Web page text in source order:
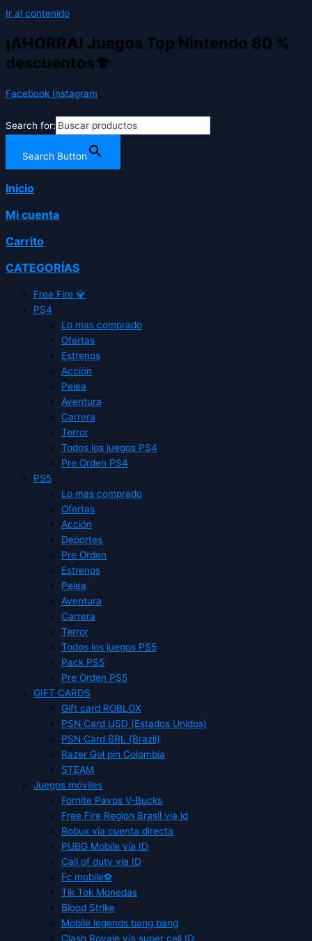
Ir al contenido
¡AHORRA! Juegos Top Nintendo 80 %
descuentos🍄
Facebook Instagram
Search for:
Search Button
Inicio
Mi cuenta
Carrito
CATEGORÍAS
Free Fire 💎
PS4
Lo mas comprado
Ofertas
Estrenos
Acción
Pelea
Aventura
Carrera
Terror
Todos los juegos PS4
Pre Orden PS4
PS5
Lo mas comprado
Ofertas
Acción
Deportes
Pre Orden
Estrenos
Pelea
Aventura
Carrera
Terror
Todos los juegos PS5
Pack PS5
Pre Orden PS5
GIFT CARDS
Gift card ROBLOX
PSN Card USD (Estados Unidos)
PSN Card BRL (Brazil)
Razer Gol pin Colombia
STEAM
Juegos móviles
Fornite Pavos V-Bucks
Free Fire Region Brasil via id
Robux vía cuenta directa
PUBG Mobile vía ID
Call of duty vía ID
Fc mobile⚽
Tik Tok Monedas
Blood Strike
Mobile legends bang bang
Clash Royale vía super cell ID